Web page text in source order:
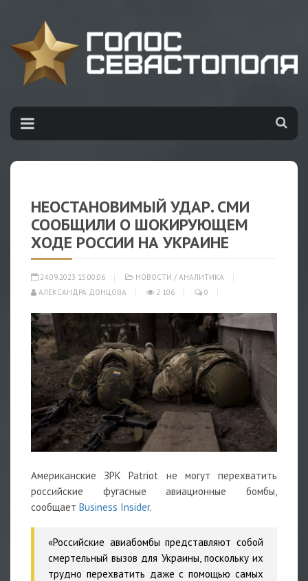
НЕОСТАНОВИМЫЙ УДАР. СМИ
СООБЩИЛИ О ШОКИРУЮЩЕМ
ХОДЕ РОССИИ НА УКРАИНЕ
24.09.2023 15:00:06 НОВОСТИ / АНАЛИТИКА
АЛЕКСАНДРА ДОНЦОВА
2 106 0
Американские ЗРК Patriot не могут перехватить
российские фугасные авиационные бомбы,
сообщает Business Insider.
«Российские авиабомбы представляют собой
смертельный вызов для Украины, поскольку их
трудно перехватить даже с помощью самых